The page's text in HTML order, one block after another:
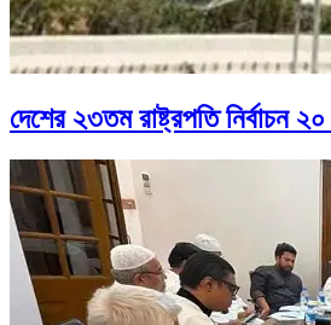
দেশের ২৩তম রাষ্ট্রপতি নির্বাচন